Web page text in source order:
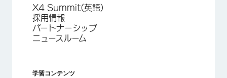
X4 Summit(英語)
採用情報
パートナーシップ
ニュースルーム
学習コンテンツ